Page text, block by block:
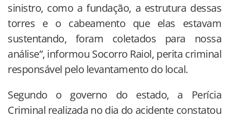
sinistro, como a fundação, a estrutura dessas
torres e o cabeamento que elas estavam
sustentando, foram coletados para nossa
análise”, informou Socorro Raiol, perita criminal
responsável pelo levantamento do local.
Segundo o governo do estado, a Perícia
Criminal realizada no dia do acidente constatou